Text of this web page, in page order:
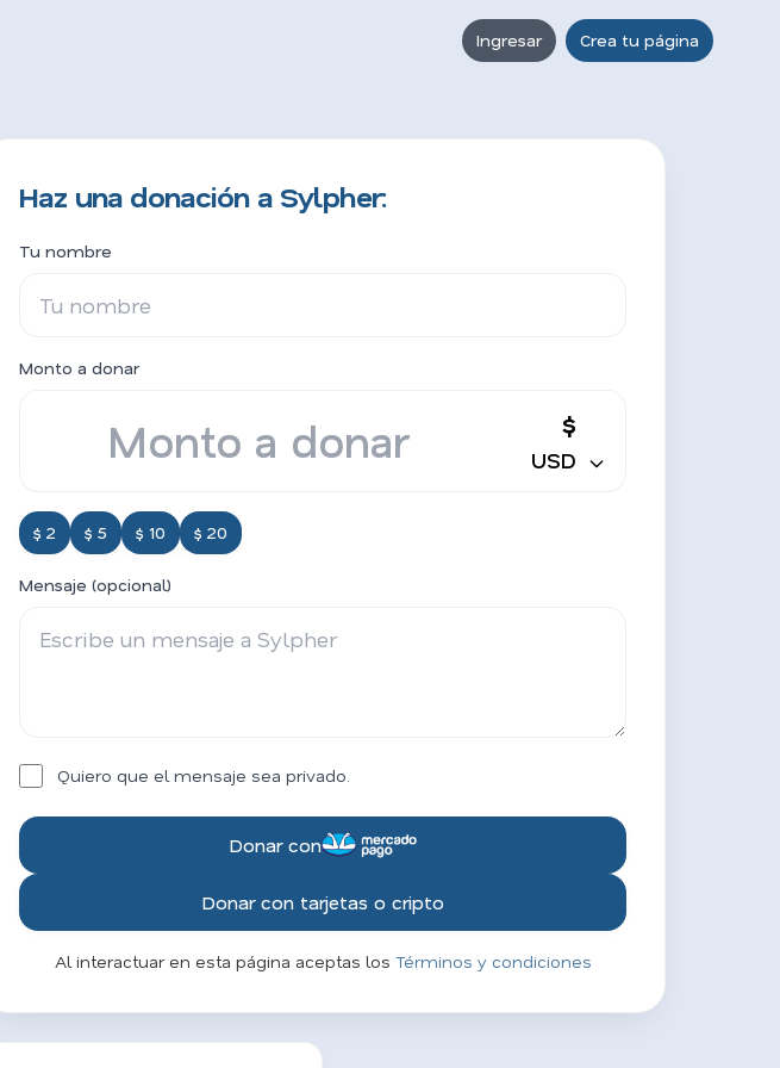
Ingresar Crea tu página
Haz una donación a Sylpher:
Tu nombre
Monto a donar
$
USD
$ 2 $ 5 $ 10 $ 20
Mensaje (opcional)
Quiero que el mensaje sea privado.
Donar con
Donar con tarjetas o cripto
Al interactuar en esta página aceptas los Términos y condiciones